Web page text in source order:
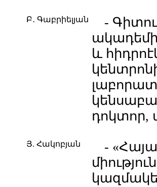
Բ․ Գաբրիելյան
-
և
դոկտոր,
Յ. Հակոբյան
-